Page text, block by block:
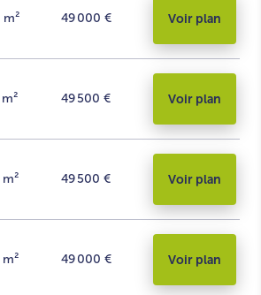
m² 49 000 € Voir plan
m² 49 500 € Voir plan
m² 49 500 € Voir plan
m² 49 000 € Voir plan